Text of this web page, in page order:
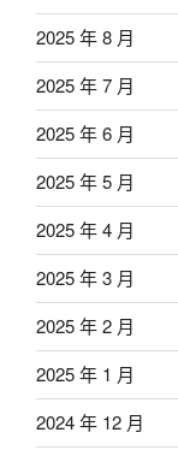
2025 年 8 月
2025 年 7 月
2025 年 6 月
2025 年 5 月
2025 年 4 月
2025 年 3 月
2025 年 2 月
2025 年 1 月
2024 年 12 月